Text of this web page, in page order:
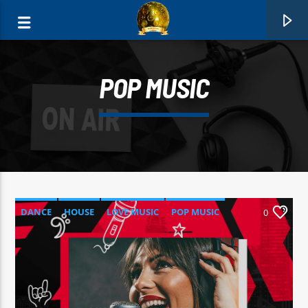
FAIXA ATUAL
MEXE
TAYTI
POP MUSIC
DANCE HOUSE LOVE MUSIC POP MUSIC 0